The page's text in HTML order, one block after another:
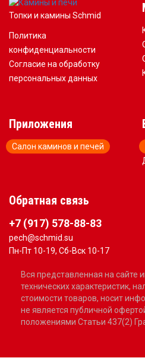
Топки и камины Schmid
Политика
конфиденциальности
Согласие на обработку
персональных данных
Приложения
Салон каминов и печей
Обратная связь
+7 (917) 578-88-83
pech@schmid.su
Пн-Пт 10-19, Сб-Вск 10-17
Вся представленная на
технических характеристик,
стоимости товаров, носит
не является публичной
положениями Статьи 437(2)